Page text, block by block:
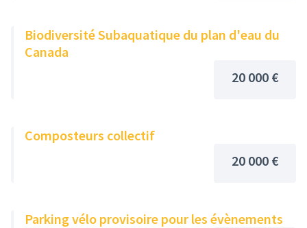
Biodiversité Subaquatique du plan d'eau du
Canada
20 000 €
Composteurs collectif
20 000 €
Parking vélo provisoire pour les évènements